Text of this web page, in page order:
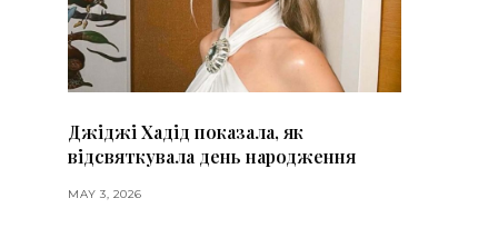
Джіджі Хадід показала, як
відсвяткувала день народження
MAY 3, 2026